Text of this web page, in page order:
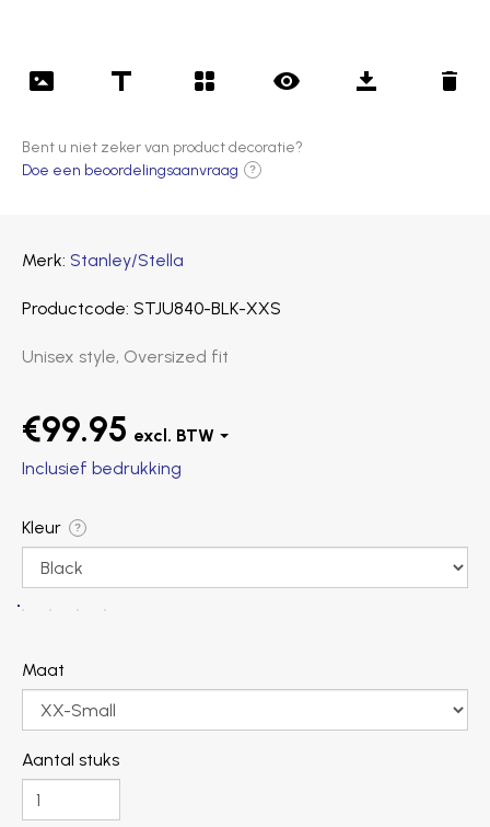
Bent u niet zeker van product decoratie?
Doe een beoordelingsaanvraag
?
Merk Stanley/Stella
Productcode STJU840-BLK-XXS
Unisex style, Oversized fit
€99.95
Inclusief bedrukking
Kleur ?
Maat
Aantal stuks